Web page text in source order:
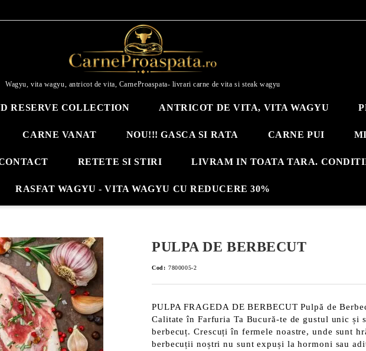
Wagyu, vita wagyu, antricot de vita, CarneProaspata- livrari carne de vita si steak wagyu
RESERVE COLLECTION ANTRICOT DE VITA, VITA WAGYU
CARNE VANAT NOU!!! GASCA SI RATA CARNE PUI
RETETE SI STIRI LIVRAM IN TOATA TARA.
RASFAT WAGYU - VITA WAGYU CU REDUCERE 30%
PULPA DE BERBECUT
Cod: 7800005-2
PULPA FRAGEDA DE BERBECUT Pulpă de
Calitate în Farfuria Ta Bucură-te de gustul unic și
berbecuț. Crescuți în fermele noastre, unde sunt
berbecuții noștri nu sunt expuși la hormoni sau